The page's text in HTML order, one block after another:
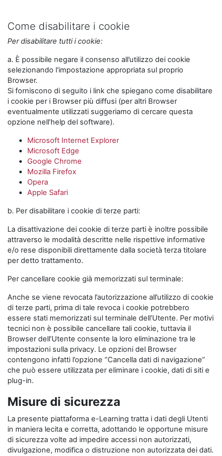
Come disabilitare i cookie
Per disabilitare tutti i cookie:
a. È possibile negare il consenso all’utilizzo dei cookie
selezionando l'impostazione appropriata sul proprio
Browser.
Si forniscono di seguito i link che spiegano come disabilitare
i cookie per i Browser più diffusi (per altri Browser
eventualmente utilizzati suggeriamo di cercare questa
opzione nell’help del software).
Microsoft Internet Explorer
Microsoft Edge
Google Chrome
Mozilla Firefox
Opera
Apple Safari
b. Per disabilitare i cookie di terze parti:
La disattivazione dei cookie di terze parti è inoltre possibile
attraverso le modalità descritte nelle rispettive informative
e/o rese disponibili direttamente dalla società terza titolare
per detto trattamento.
Per cancellare cookie già memorizzati sul terminale:
Anche se viene revocata l’autorizzazione all’utilizzo di cookie
di terze parti, prima di tale revoca i cookie potrebbero
essere stati memorizzati sul terminale dell’Utente. Per motivi
tecnici non è possibile cancellare tali cookie, tuttavia il
Browser dell’Utente consente la loro eliminazione tra le
impostazioni sulla privacy. Le opzioni del Browser
contengono infatti l’opzione “Cancella dati di navigazione”
che può essere utilizzata per eliminare i cookie, dati di siti e
plug-in.
Misure di sicurezza
La presente piattaforma e-Learning tratta i dati degli Utenti
in maniera lecita e corretta, adottando le opportune misure
di sicurezza volte ad impedire accessi non autorizzati,
divulgazione, modifica o distruzione non autorizzata dei dati.